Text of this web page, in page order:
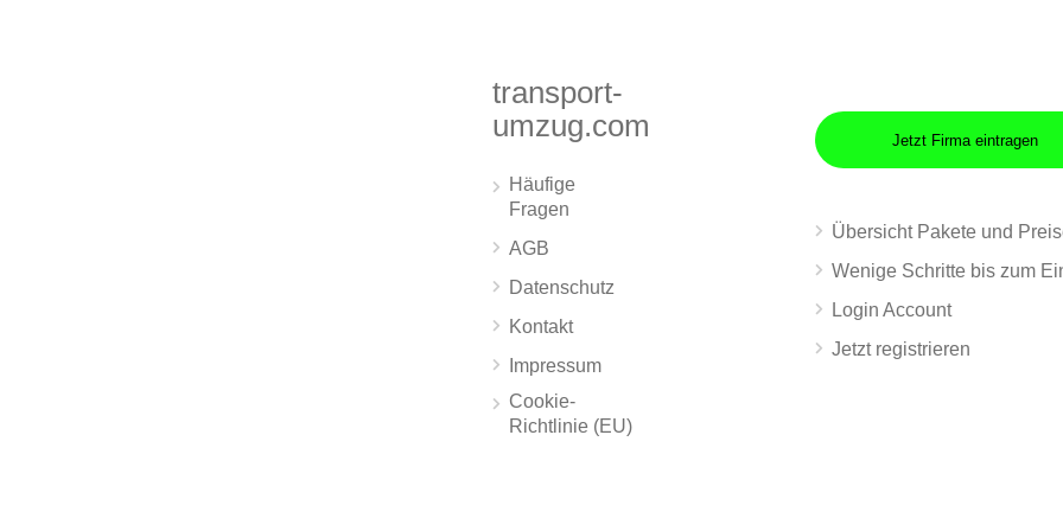
transport-
umzug.com
Häufige
Fragen
AGB
Datenschutz
Kontakt
Impressum
Cookie-
Richtlinie (EU)
Jetzt Firma eintragen
Übersicht Pakete und
Wenige Schritte bis zum
Login Account
Jetzt registrieren